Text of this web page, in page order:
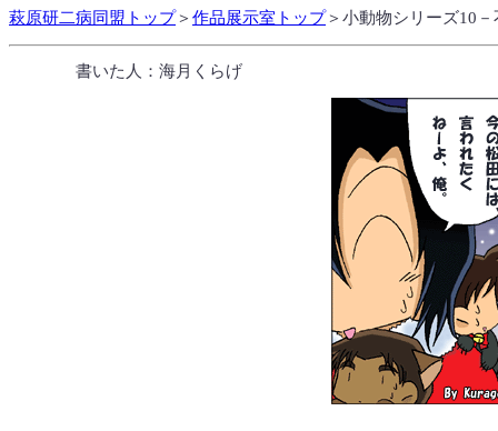
萩原研二病同盟トップ＞ 作品展示室トップ＞小動物シリーズ10
書いた人：海月くらげ